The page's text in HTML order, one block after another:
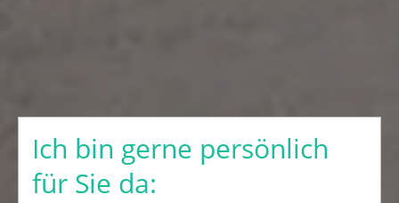
Ich bin gerne persönlich
für Sie da: